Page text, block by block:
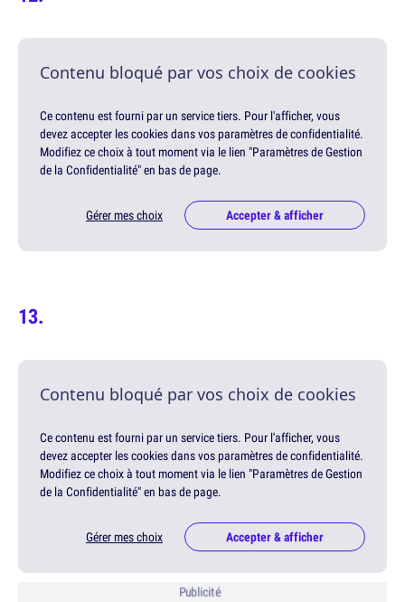
Contenu bloqué par vos choix de cookies
Ce contenu est fourni par un service tiers. Pour l'afficher, vous
devez accepter les cookies dans vos paramètres de confidentialité.
Modifiez ce choix à tout moment via le lien "Paramètres de Gestion
de la Confidentialité" en bas de page.
Gérer mes choix Accepter & afficher
Contenu bloqué par vos choix de cookies
Ce contenu est fourni par un service tiers. Pour l'afficher, vous
devez accepter les cookies dans vos paramètres de confidentialité.
Modifiez ce choix à tout moment via le lien "Paramètres de Gestion
de la Confidentialité" en bas de page.
Gérer mes choix Accepter & afficher
Publicité